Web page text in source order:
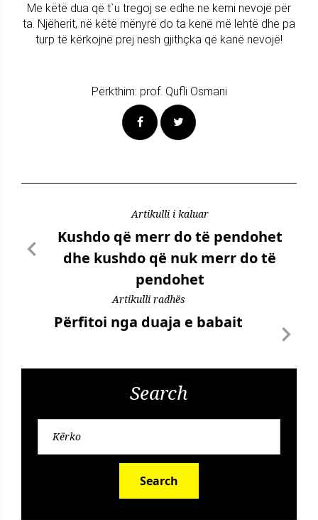
Me këtë dua që t`u tregoj se edhe ne kemi nevojë për
ta. Njëherit, në këtë mënyrë do ta kenë më lehtë dhe pa
turp të kërkojnë prej nesh gjithçka që kanë nevojë!
Përkthim: prof. Qufli Osmani
Artikulli i kaluar
Kushdo që merr do të pendohet
dhe kushdo që nuk merr do të
pendohet
Artikulli radhës
Përfitoi nga duaja e babait
Search
Search